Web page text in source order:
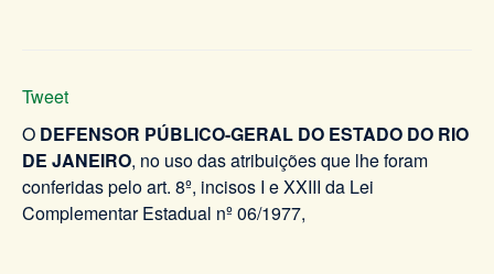
Tweet
O DEFENSOR PÚBLICO-GERAL DO ESTADO DO RIO
DE JANEIRO, no uso das atribuições que lhe foram
conferidas pelo art. 8º, incisos I e XXIII da Lei
Complementar Estadual nº 06/1977,